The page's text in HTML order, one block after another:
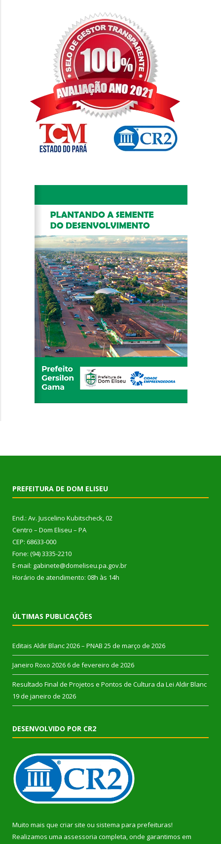
PREFEITURA DE DOM ELISEU
End.: Av. Juscelino Kubitscheck, 02
Centro – Dom Eliseu – PA
CEP: 68633-000
Fone: (94) 3335-2210
E-mail: gabinete@domeliseu.pa.gov.br
Horário de atendimento: 08h às 14h
ÚLTIMAS PUBLICAÇÕES
Editais Aldir Blanc 2026 – PNAB 25 de março de 2026
Janeiro Roxo 2026 6 de fevereiro de 2026
Resultado Final de Projetos e Pontos de Cultura da Lei Aldir Blanc
19 de janeiro de 2026
DESENVOLVIDO POR CR2
Muito mais que criar site ou sistema para prefeituras!
Realizamos uma assessoria completa, onde garantimos em